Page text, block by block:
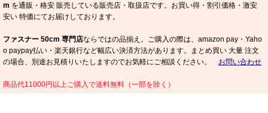
m を通販・格安 販売している販売店・取扱店です。お買い得・割引価格・激安
安い 特価にてお届けしております。
ファスナー 50cm 専門店ならではの品揃え。ご購入の際は、amazon pay・Yaho
o paypay払い・楽天銀行など幅広い決済方法があります。まとめ買い 大量 注文
の場合、別途お見積りいたしますのでお気軽にご相談ください。 お問い合わせ
商品代11000円以上ご購入で送料無料（一部を除く）